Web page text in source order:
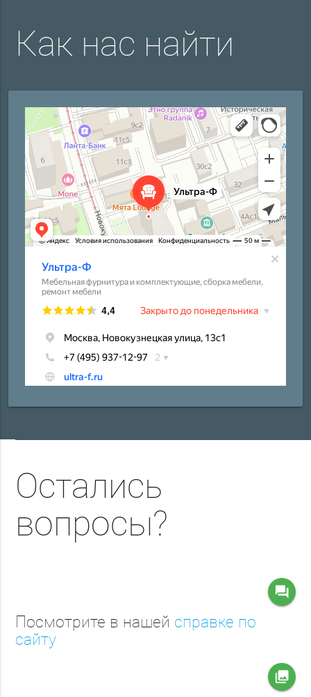
Как нас найти
Остались
вопросы?
question_answer
Посмотрите в нашей справке по
сайту
collections